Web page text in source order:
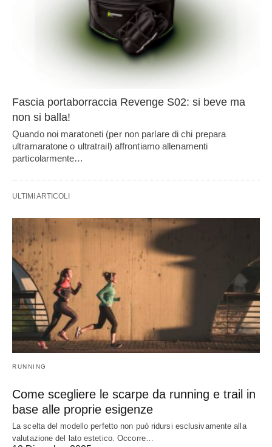
Fascia portaborraccia Revenge S02: si beve ma
non si balla!
Quando noi maratoneti (per non parlare di chi prepara
ultramaratone o ultratrail) affrontiamo allenamenti
particolarmente…
ULTIMI ARTICOLI
RUNNING
Come scegliere le scarpe da running e trail in
base alle proprie esigenze
La scelta del modello perfetto non può ridursi esclusivamente alla
valutazione del lato estetico. Occorre…